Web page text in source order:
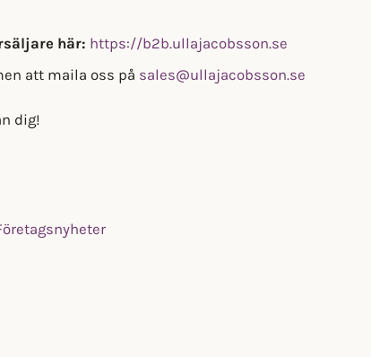
här: https://b2b.ullajacobsson.se
att maila oss på sales@ullajacobsson.se
dig!